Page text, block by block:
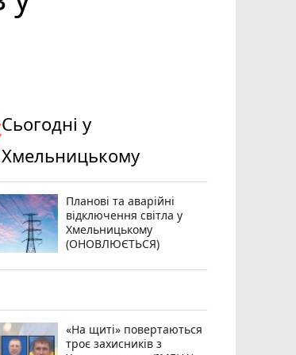
Сьогодні у
Хмельницькому
Планові та аварійні
відключення світла у
Хмельницькому
(ОНОВЛЮЄТЬСЯ)
«На щиті» повертаються
троє захисників з